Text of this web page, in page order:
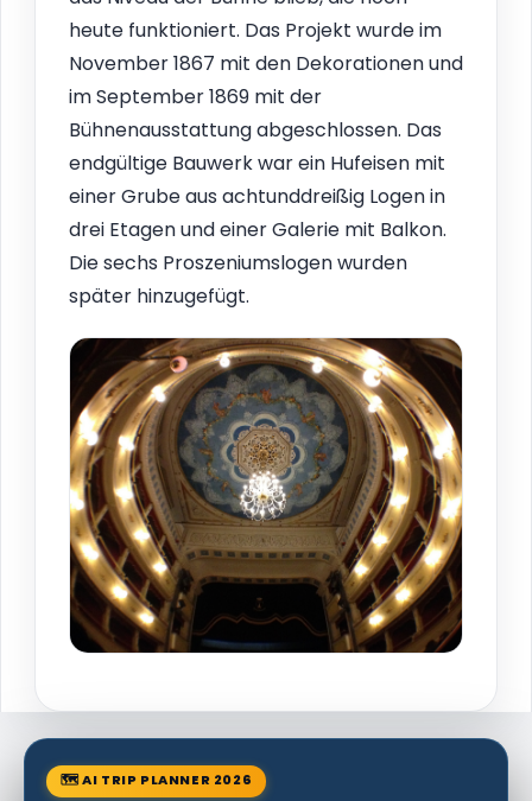
heute funktioniert. Das Projekt wurde im
November 1867 mit den Dekorationen und
im September 1869 mit der
Bühnenausstattung abgeschlossen. Das
endgültige Bauwerk war ein Hufeisen mit
einer Grube aus achtunddreißig Logen in
drei Etagen und einer Galerie mit Balkon.
Die sechs Proszeniumslogen wurden
später hinzugefügt.
🗺 AI TRIP PLANNER 2026